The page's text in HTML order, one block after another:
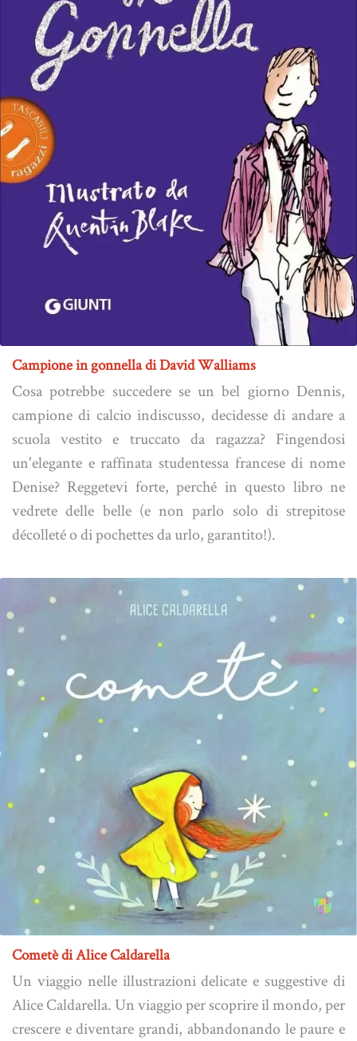
Campione in gonnella di David Walliams
Cosa potrebbe succedere se un bel giorno Dennis,
campione di calcio indiscusso, decidesse di andare a
scuola vestito e truccato da ragazza? Fingendosi
un'elegante e raffinata studentessa francese di nome
Denise? Reggetevi forte, perché in questo libro ne
vedrete delle belle (e non parlo solo di strepitose
décolleté o di pochettes da urlo, garantito!).
Cometè di Alice Caldarella
Un viaggio nelle illustrazioni delicate e suggestive di
Alice Caldarella. Un viaggio per scoprire il mondo, per
crescere e diventare grandi, abbandonando le paure e